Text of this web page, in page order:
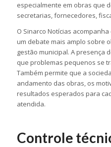
especialmente em obras que
secretarias, fornecedores,
O Sinarco Notícias
um debate mais amplo sobre
gestão municipal. A presença
que problemas pequenos se
Também permite que a
andamento das obras, os
resultados esperados para
atendida.
Controle